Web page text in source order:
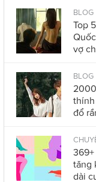
BLOG
Top
vợ
BLOG
thính
đổ
tăng
dài